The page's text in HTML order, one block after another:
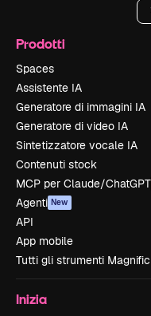
Prodotti
Spaces
Assistente IA
Generatore di immagini IA
Generatore di video IA
Sintetizzatore vocale IA
Contenuti stock
MCP per Claude/ChatGPT
Agenti New
API
App mobile
Tutti gli strumenti Magnific
Inizia